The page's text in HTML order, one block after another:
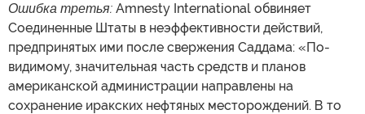
Ошибка третья: Amnesty International обвиняет
Соединенные Штаты в неэффективности действий,
предпринятых ими после свержения Саддама: «По-
видимому, значительная часть средств и планов
американской администрации направлены на
сохранение иракских нефтяных месторождений. В то